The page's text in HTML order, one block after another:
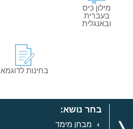
מילון כיס
בעברית
ובאנגלית
בחינות לדוגמא
בחר נושא:
מבחן מימד